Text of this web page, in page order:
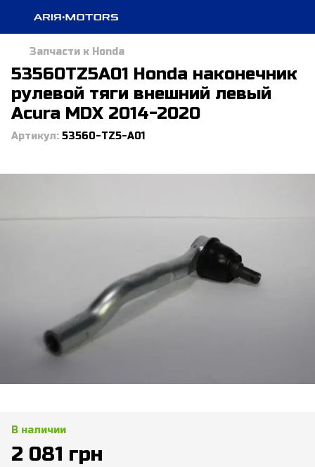
Запчасти к Honda
53560TZ5A01 Honda наконечник
рулевой тяги внешний левый
Acura MDX 2014-2020
Артикул: 53560-TZ5-A01
В наличии
2 081 грн